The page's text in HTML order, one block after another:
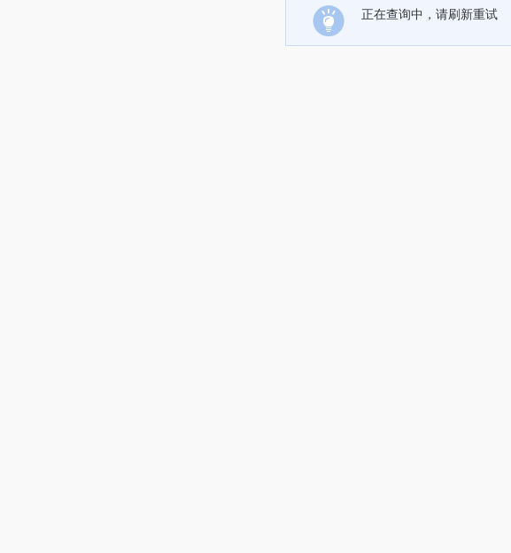
正在查询中，请刷新重试